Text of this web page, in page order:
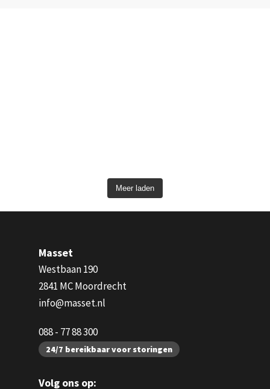
Meer laden
Masset
Westbaan 190
2841 MC Moordrecht
info@masset.nl
088 - 77 88 300
24/7 bereikbaar voor storingen
Volg ons op: